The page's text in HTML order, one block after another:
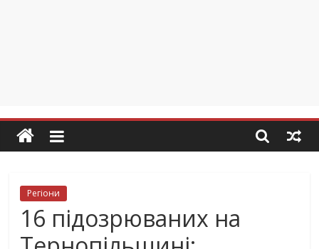
Регіони
16 підозрюваних на